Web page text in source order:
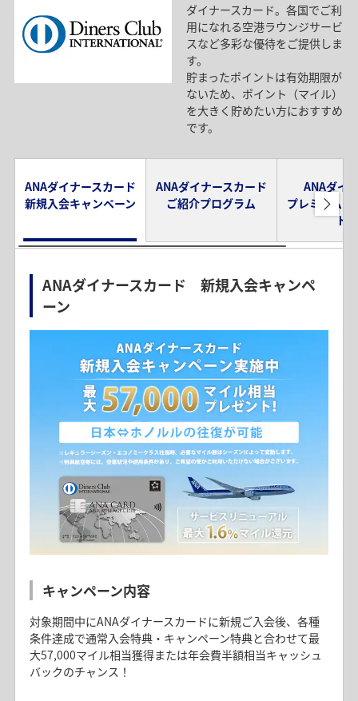
ダイナースカード。各国でご利
用になれる空港ラウンジサービ
スなど多彩な優待をご提供しま
す。
貯まったポイントは有効期限が
ないため、ポイント（マイル）
を大きく貯めたい方におすすめ
です。
ANAダイナースカード
新規入会キャンペーン
ANAダイナースカード
ご紹介プログラム
ANAダイ
プレミアムメ
ド
ANAダイナースカード 新規入会キャンペ
ーン
キャンペーン内容
対象期間中にANAダイナースカードに新規ご入会後、各種
条件達成で通常入会特典・キャンペーン特典と合わせて最
大57,000マイル相当獲得または年会費半額相当キャッシュ
バックのチャンス！